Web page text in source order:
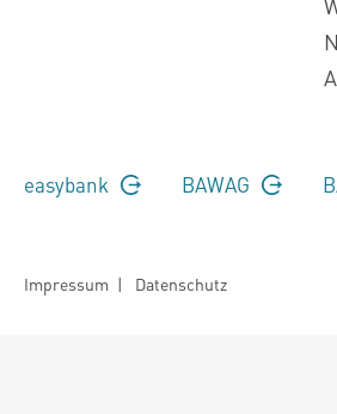
easybank BAWAG
Impressum | Datenschutz